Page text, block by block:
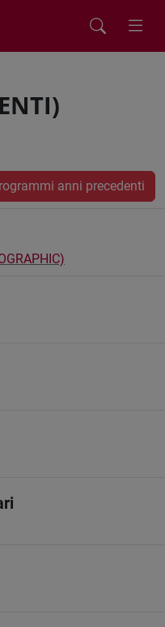
anni precedenti